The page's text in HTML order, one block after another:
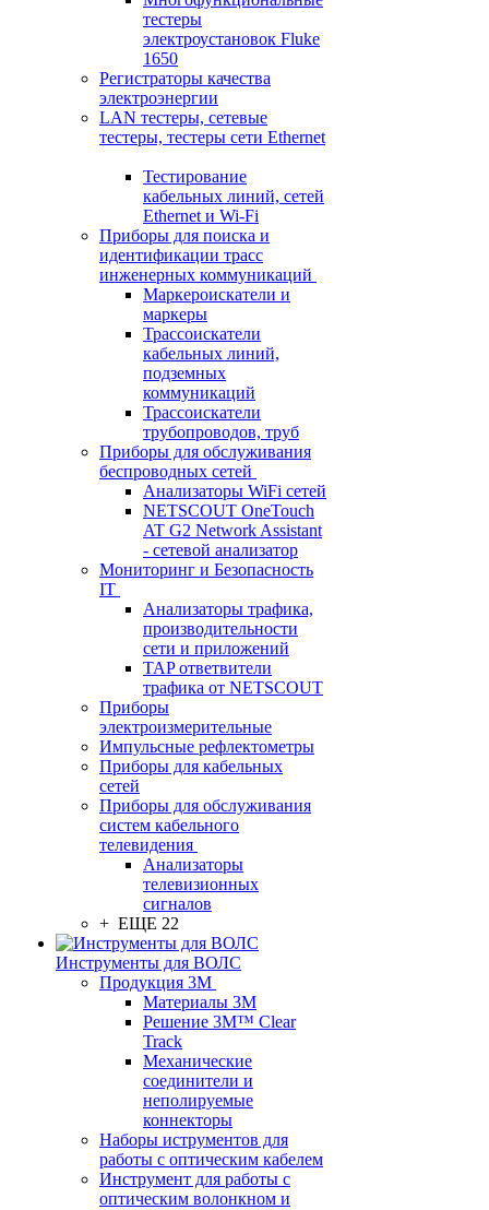
тестеры
электроустановок Fluke
1650
Регистраторы качества
электроэнергии
LAN тестеры, сетевые
тестеры, тестеры сети Ethernet
Тестирование
кабельных линий, сетей
Ethernet и Wi-Fi
Приборы для поиска и
идентификации трасс
инженерных коммуникаций
Маркероискатели и
маркеры
Трассоискатели
кабельных линий,
подземных
коммуникаций
Трассоискатели
трубопроводов, труб
Приборы для обслуживания
беспроводных сетей
Анализаторы WiFi сетей
NETSCOUT OneTouch
AT G2 Network Assistant
- сетевой анализатор
Мониторинг и Безопасность
IT
Анализаторы трафика,
производительности
сети и приложений
TAP ответвители
трафика от NETSCOUT
Приборы
электроизмерительные
Импульсные рефлектометры
Приборы для кабельных
сетей
Приборы для обслуживания
систем кабельного
телевидения
Анализаторы
телевизионных
сигналов
+ ЕЩЕ 22
Инструменты для ВОЛС
Продукция 3M
Материалы 3М
Решение 3M™ Clear
Track
Механические
соединители и
неполируемые
коннекторы
Наборы иструментов для
работы с оптическим кабелем
Инструмент для работы с
оптическим волонкном и